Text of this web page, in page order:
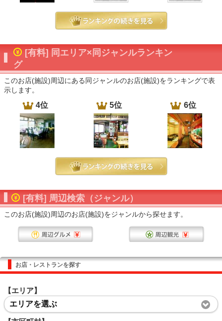
[有料] 同エリア×同ジャンルランキン
グ
このお店(施設)周辺にある同ジャンルのお店(施設)をランキングで表
示します。
4位 5位 6位
[有料] 周辺検索（ジャンル）
このお店(施設)周辺のお店(施設)をジャンルから探せます。
お店・レストランを探す
【エリア】
エリアを選ぶ